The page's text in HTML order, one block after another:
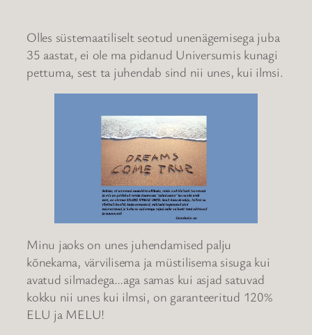
Olles süstemaatiliselt seotud unenägemisega juba
35 aastat, ei ole ma pidanud Universumis kunagi
pettuma, sest ta juhendab sind nii unes, kui ilmsi.
Minu jaoks on unes juhendamised palju
kõnekama, värvilisema ja müstilisema sisuga kui
avatud silmadega…aga samas kui asjad satuvad
kokku nii unes kui ilmsi, on garanteeritud 120%
ELU ja MELU!